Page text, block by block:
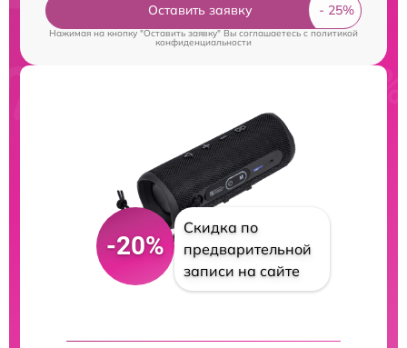
Оставить заявку
Нажимая на кнопку "Оставить заявку" Вы соглашаетесь cполитикой
конфиденциальности
-20%
Скидка по
предварительной
записи на сайте